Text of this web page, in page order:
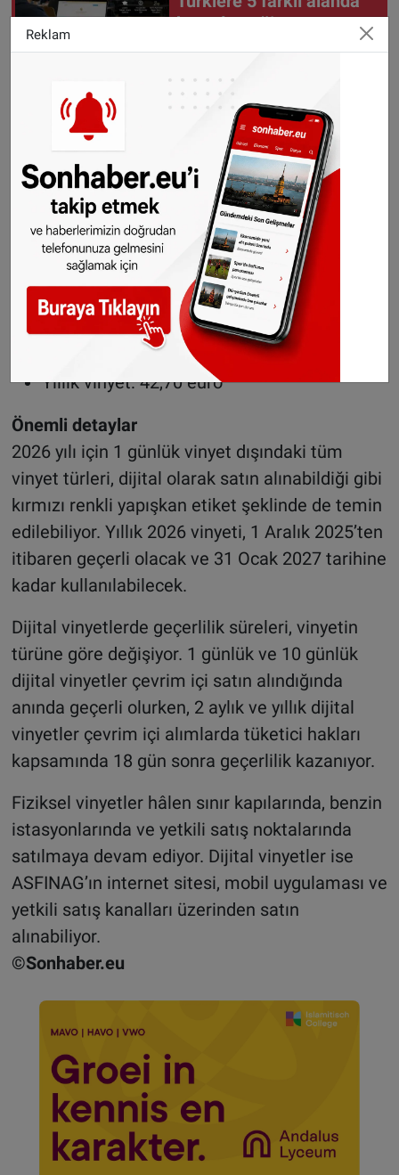
burs desteği
Otomobiller (3,5 tona kadar, iki akslı araçlar):
1 günlük vinyet: 9,60 euro (yalnızca dijital)
10 günlük vinyet: 12,80 euro
2 aylık vinyet: 32,00 euro
Yıllık vinyet: 106,80 euro
Motosikletler:
1 günlük vinyet: 3,80 euro (yalnızca dijital)
10 günlük vinyet: 5,10 euro
2 aylık vinyet: 12,80 euro
Yıllık vinyet: 42,70 euro
Önemli detaylar
2026 yılı için 1 günlük vinyet dışındaki tüm
vinyet türleri, dijital olarak satın alınabildiği gibi
kırmızı renkli yapışkan etiket şeklinde de temin
edilebiliyor. Yıllık 2026 vinyeti, 1 Aralık 2025’ten
itibaren geçerli olacak ve 31 Ocak 2027 tarihine
kadar kullanılabilecek.
Dijital vinyetlerde geçerlilik süreleri, vinyetin
türüne göre değişiyor. 1 günlük ve 10 günlük
dijital vinyetler çevrim içi satın alındığında
anında geçerli olurken, 2 aylık ve yıllık dijital
vinyetler çevrim içi alımlarda tüketici hakları
kapsamında 18 gün sonra geçerlilik kazanıyor.
Fiziksel vinyetler hâlen sınır kapılarında, benzin
istasyonlarında ve yetkili satış noktalarında
satılmaya devam ediyor. Dijital vinyetler ise
ASFINAG’ın internet sitesi, mobil uygulaması ve
yetkili satış kanalları üzerinden satın
alınabiliyor.
©Sonhaber.eu
Reklam